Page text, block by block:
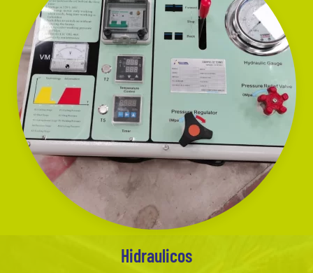
Hidraulicos